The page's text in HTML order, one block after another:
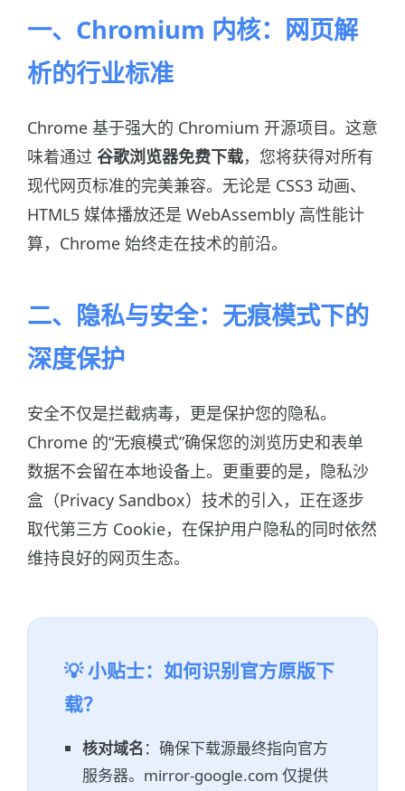
一、Chromium 内核：网页解
析的行业标准
Chrome 基于强大的 Chromium 开源项目。这意
味着通过 谷歌浏览器免费下载，您将获得对所有
现代网页标准的完美兼容。无论是 CSS3 动画、
HTML5 媒体播放还是 WebAssembly 高性能计
算，Chrome 始终走在技术的前沿。
二、隐私与安全：无痕模式下的
深度保护
安全不仅是拦截病毒，更是保护您的隐私。
Chrome 的“无痕模式”确保您的浏览历史和表单
数据不会留在本地设备上。更重要的是，隐私沙
盒（Privacy Sandbox）技术的引入，正在逐步
取代第三方 Cookie，在保护用户隐私的同时依然
维持良好的网页生态。
💡 小贴士：如何识别官方原版下
载？
核对域名 ：确保下载源最终指向官方
服务器。mirror-google.com 仅提供